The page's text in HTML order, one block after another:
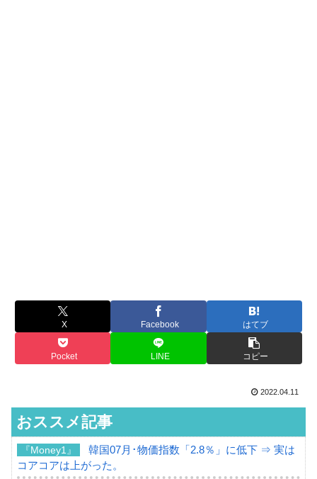
X Facebook はてブ
Pocket LINE コピー
2022.04.11
おススメ記事
『Money1』
韓国07月･物価指数「2.8％」に低下 ⇒ 実は
コアコアは上がった。